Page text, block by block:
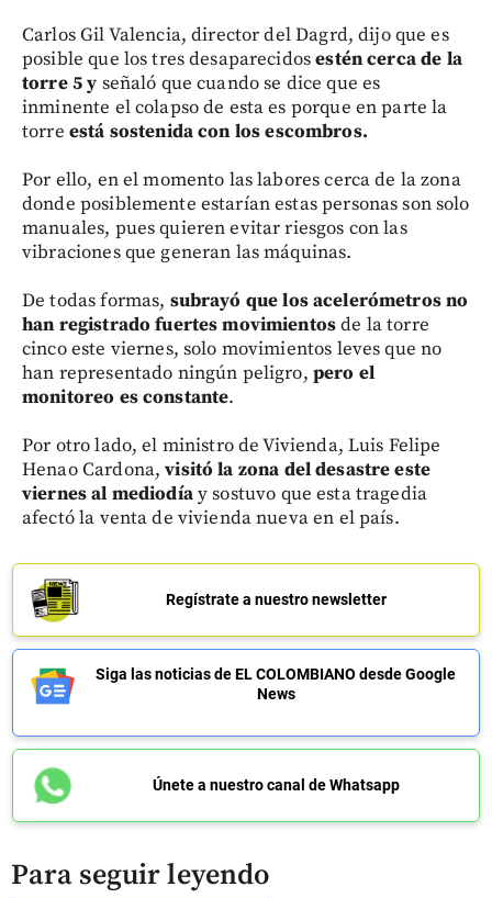
Carlos Gil Valencia, director del Dagrd, dijo que es
posible que los tres desaparecidosestén cerca de la
torre 5 y señaló que cuando se dice que es
inminente el colapso de esta es porque en parte la
torre está sostenida con los escombros.
Por ello, en el momento las labores cerca de la zona
donde posiblemente estarían estas personas son solo
manuales, pues quieren evitar riesgos con las
vibraciones que generan las máquinas.
De todas formas, subrayó que los acelerómetros no
han registrado fuertes movimientosde la torre
cinco este viernes, solo movimientos leves que no
han representado ningún peligro, pero el
monitoreo es constante.
Por otro lado, el ministro de Vivienda, Luis Felipe
Henao Cardona,visitó la zona del desastre este
viernes al mediodíay sostuvo que esta tragedia
afectó la venta de vivienda nueva en el país.
Regístrate a nuestro newsletter
Siga las noticias de EL COLOMBIANO desde Google
News
Únete a nuestro canal de Whatsapp
Para seguir leyendo